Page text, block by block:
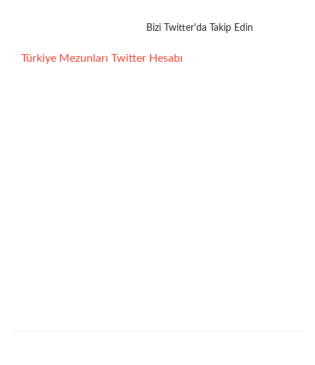
Bizi Twitter'da Takip Edin
Türkiye Mezunları Twitter Hesabı